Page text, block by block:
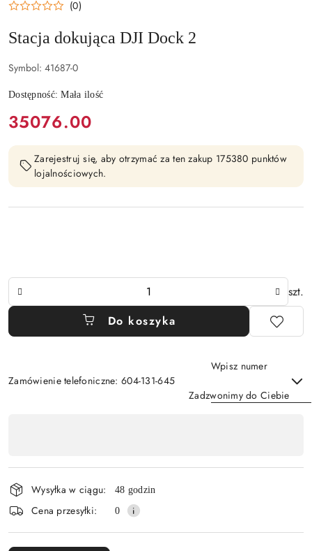
ENTERPRISE (0)
Stacja dokująca DJI Dock 2
Symbol: 41687-0
Dostępność:Mała ilość
cena:
35076.00
Zarejestruj się, aby otrzymać za ten zakup 175380 punktów
lojalnościowych.
szt.
Do koszyka
Zamówienie telefoniczne: 604-131-645
Wpisz numer
Zadzwonimy do Ciebie
i
dostawa
Wysyłka w ciągu: 48 godzin
Cena przesyłki: 0